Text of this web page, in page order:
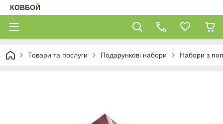
КОВБОЙ
Товари та послуги Подарункові набори Набори з